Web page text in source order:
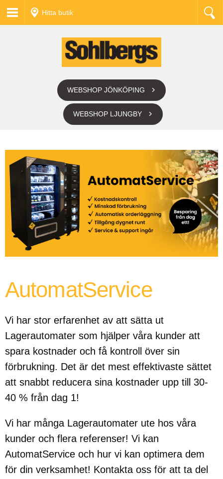
Hitta butik
WEBSHOP JÖNKÖPING
WEBSHOP LJUNGBY
AutomatService
Vi har stor erfarenhet av att sätta ut
Lagerautomater som hjälper våra kunder att
spara kostnader och få kontroll över sin
förbrukning. Det är det mest effektivaste sättet
att snabbt reducera sina kostnader upp till 30-
40 % från dag 1!
Vi har många Lagerautomater ute hos våra
kunder och flera referenser! Vi kan
AutomatService och hur vi kan optimera dem
för din verksamhet! Kontakta oss för att ta del